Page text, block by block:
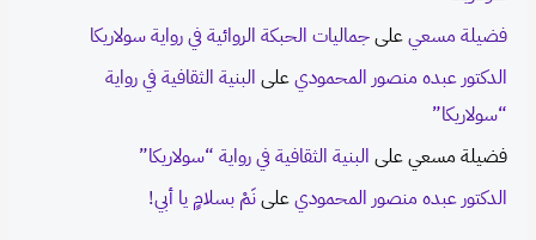
فضيلة مسعيعلىجماليات الحبكة الروائية في رواية سولاريكا
الدكتور عبده منصور المحموديعلى البنية الثقافية في رواية
“سولاريكا”
فضيلة مسعيعلى البنية الثقافية في رواية “سولاريكا”
الدكتور عبده منصور المحموديعلىنَمْ بسلامٍ يا أبي!